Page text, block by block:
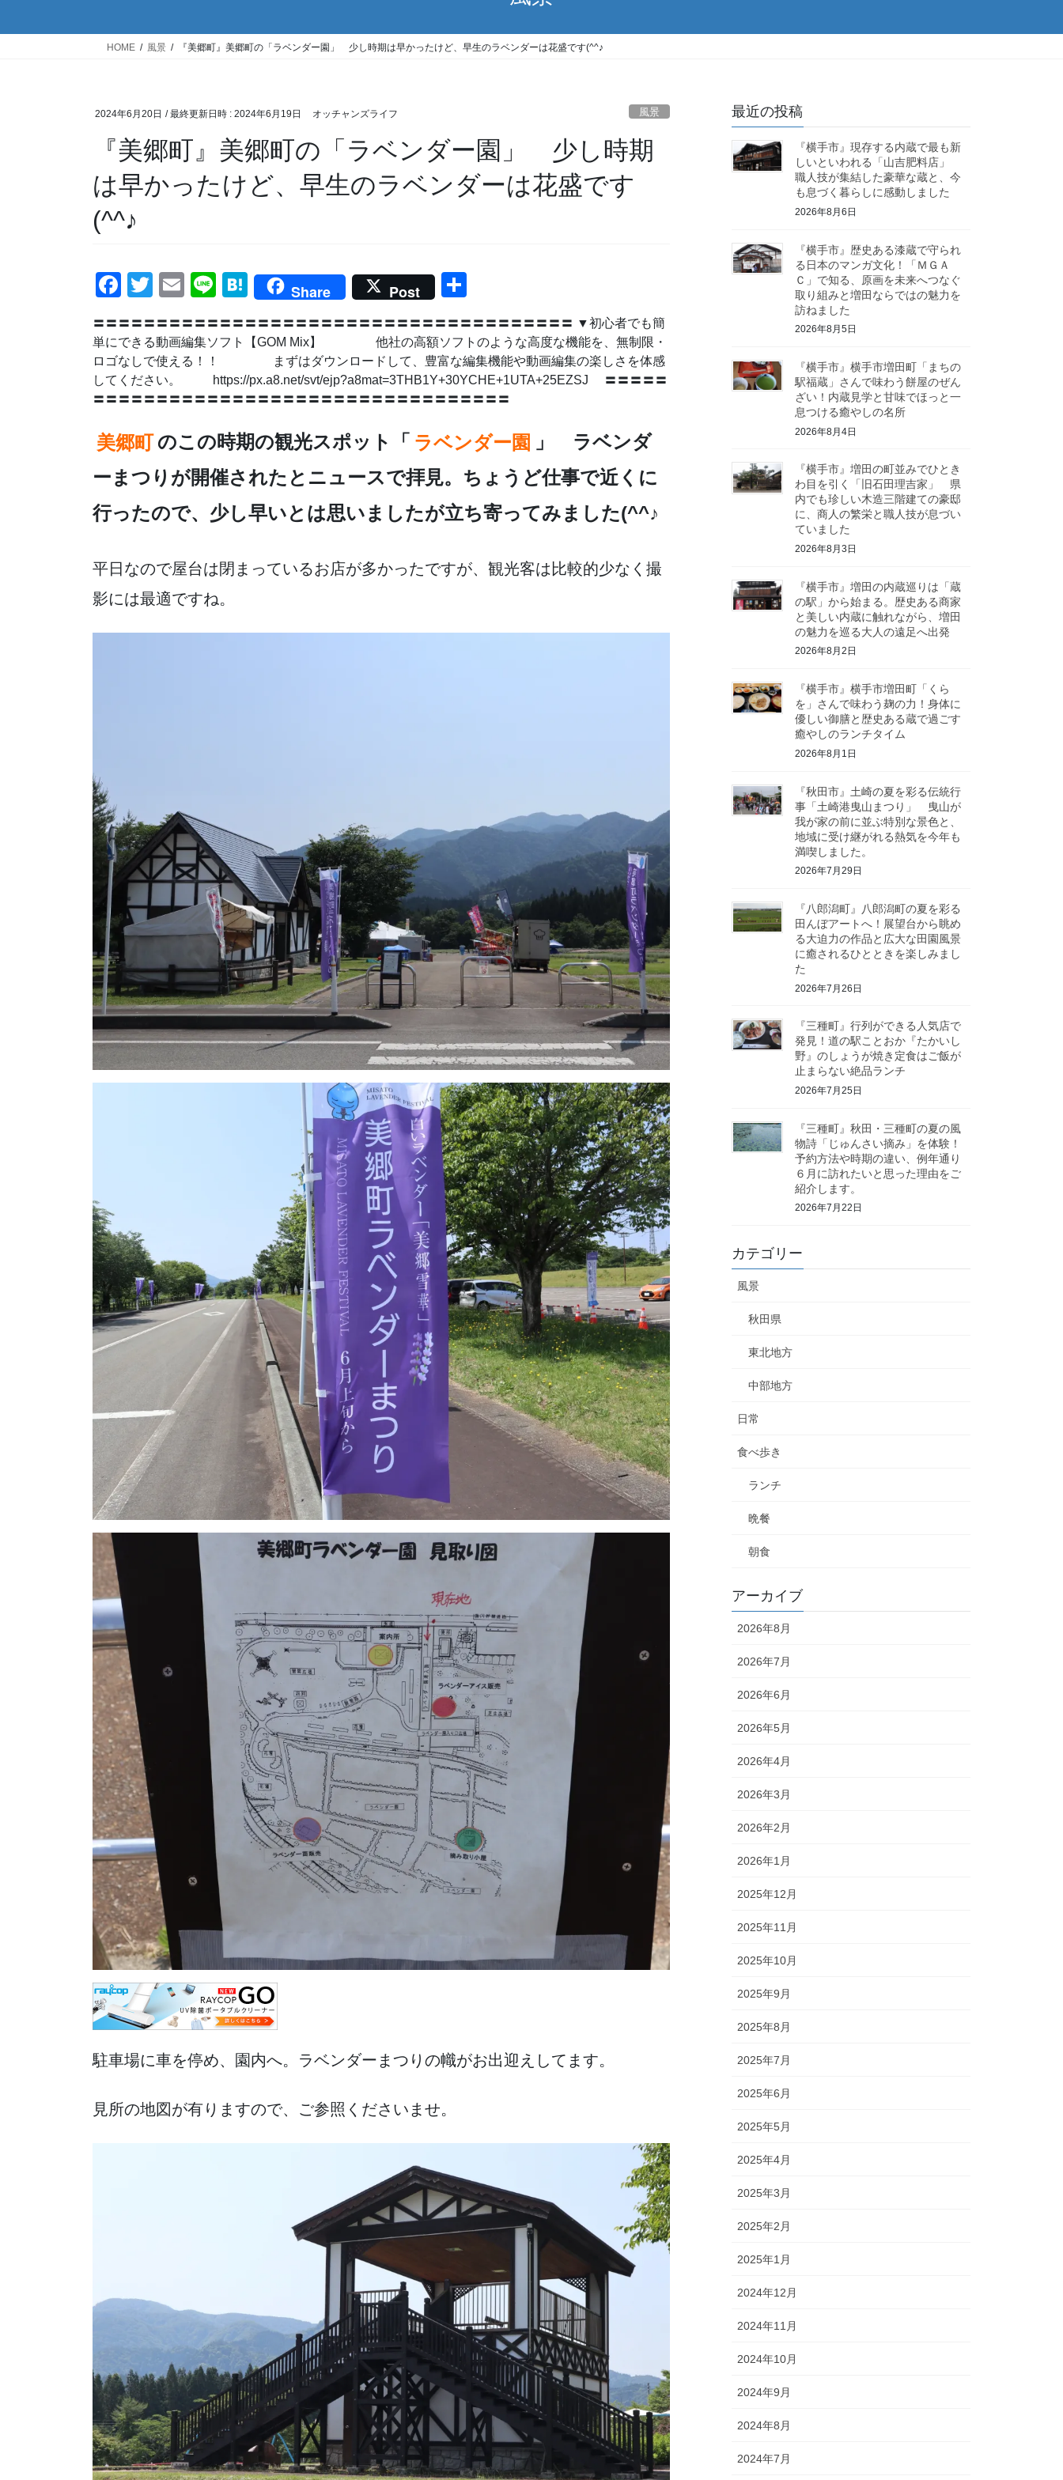
HOME 風景 『美郷町』美郷町の「ラベンダー園」 少し時期は早かったけど、早生のラベンダーは花盛です(^^♪
2024年6月20日 / 最終更新日時 : 2024年6月19日 オッチャンズライフ 風景
『美郷町』美郷町の「ラベンダー園」 少し時期
は早かったけど、早生のラベンダーは花盛です
(^^♪
F
c
e
b
o
o
k
T
tt
er
E
ail
Li
e
H
e
a
Share Post
〓〓〓〓〓〓〓〓〓〓〓〓〓〓〓〓〓〓〓〓〓〓〓〓〓〓〓〓〓〓〓〓〓〓〓〓〓〓 ▼初心者でも簡
単にできる動画編集ソフト【GOM Mix】 他社の高額ソフトのような高度な機能を、無制限・
ロゴなしで使える！！ まずはダウンロードして、豊富な編集機能や動画編集の楽しさを体感
してください。 https://px.a8.net/svt/ejp?a8mat=3THB1Y+30YCHE+1UTA+25EZSJ 〓〓〓〓〓
〓〓〓〓〓〓〓〓〓〓〓〓〓〓〓〓〓〓〓〓〓〓〓〓〓〓〓〓〓〓〓〓〓
美郷町 のこの時期の観光スポット「 ラベンダー園 」 ラベンダ
ーまつりが開催されたとニュースで拝見。ちょうど仕事で近くに
行ったので、少し早いとは思いましたが立ち寄ってみました(^^♪
平日なので屋台は閉まっているお店が多かったですが、観光客は比較的少なく撮
影には最適ですね。
駐車場に車を停め、園内へ。ラベンダーまつりの幟がお出迎えしてます。
見所の地図が有りますので、ご参照くださいませ。
最近の投稿
『横手市』現存する内蔵で最も新
しいといわれる「山吉肥料店」
職人技が集結した豪華な蔵と、今
も息づく暮らしに感動しました
2026年8月6日
『横手市』歴史ある漆蔵で守られ
る日本のマンガ文化！「ＭＧＡ
Ｃ」で知る、原画を未来へつなぐ
取り組みと増田ならではの魅力を
訪ねました
2026年8月5日
『横手市』横手市増田町「まちの
駅福蔵」さんで味わう餅屋のぜん
ざい！内蔵見学と甘味でほっと一
息つける癒やしの名所
2026年8月4日
『横手市』増田の町並みでひとき
わ目を引く「旧石田理吉家」 県
内でも珍しい木造三階建ての豪邸
に、商人の繁栄と職人技が息づい
ていました
2026年8月3日
『横手市』増田の内蔵巡りは「蔵
の駅」から始まる。歴史ある商家
と美しい内蔵に触れながら、増田
の魅力を巡る大人の遠足へ出発
2026年8月2日
『横手市』横手市増田町「くら
を」さんで味わう麹の力！身体に
優しい御膳と歴史ある蔵で過ごす
癒やしのランチタイム
2026年8月1日
『秋田市』土崎の夏を彩る伝統行
事「土崎港曳山まつり」 曳山が
我が家の前に並ぶ特別な景色と、
地域に受け継がれる熱気を今年も
満喫しました。
2026年7月29日
『八郎潟町』八郎潟町の夏を彩る
田んぼアートへ！展望台から眺め
る大迫力の作品と広大な田園風景
に癒されるひとときを楽しみまし
た
2026年7月26日
『三種町』行列ができる人気店で
発見！道の駅ことおか『たかいし
野』のしょうが焼き定食はご飯が
止まらない絶品ランチ
2026年7月25日
『三種町』秋田・三種町の夏の風
物詩「じゅんさい摘み」を体験！
予約方法や時期の違い、例年通り
６月に訪れたいと思った理由をご
紹介します。
2026年7月22日
カテゴリー
風景
秋田県
東北地方
中部地方
日常
食べ歩き
ランチ
晩餐
朝食
アーカイブ
2026年8月
2026年7月
2026年6月
2026年5月
2026年4月
2026年3月
2026年2月
2026年1月
2025年12月
2025年11月
2025年10月
2025年9月
2025年8月
2025年7月
2025年6月
2025年5月
2025年4月
2025年3月
2025年2月
2025年1月
2024年12月
2024年11月
2024年10月
2024年9月
2024年8月
2024年7月